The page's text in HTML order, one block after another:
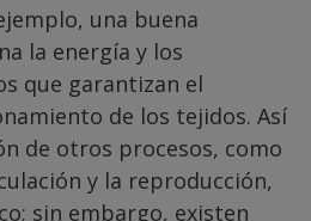
una buena
la energía y los
que garantizan el
de los tejidos. Así
de otros procesos, como
y la reproducción,
sin embargo, existen